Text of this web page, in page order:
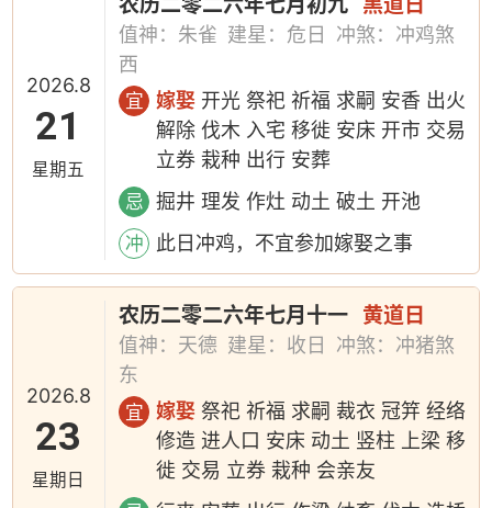
2026.8
21
星期五
值神：朱雀 建星：危日
冲煞：冲鸡煞
西
宜 嫁娶 开光 祭祀 祈福 求嗣 安香 出火
解除 伐木 入宅 移徙 安床 开市 交易
立券 栽种 出行 安葬
忌 掘井 理发 作灶 动土 破土 开池
冲 此日冲鸡，不宜参加嫁娶之事
2026.8
23
星期日
农历二零二六年七月十一 黄道日
值神：天德 建星：收日
冲煞：冲猪煞
东
宜 嫁娶 祭祀 祈福 求嗣 裁衣 冠笄 经络
修造 进人口 安床 动土 竖柱 上梁 移
徙 交易 立券 栽种 会亲友